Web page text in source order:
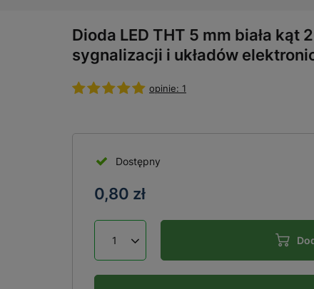
Dioda LED THT 5 mm biała kąt
sygnalizacji i układów
opinie: 1
Dostępny
0,80 zł